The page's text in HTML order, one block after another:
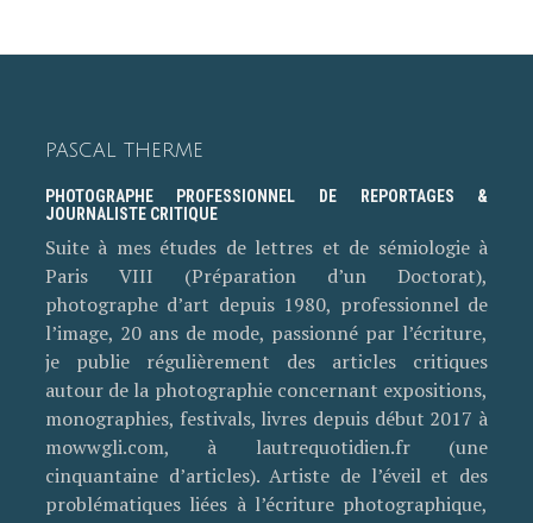
PASCAL THERME
PHOTOGRAPHE PROFESSIONNEL DE REPORTAGES &
JOURNALISTE CRITIQUE
Suite à mes études de lettres et de sémiologie à
Paris VIII (Préparation d’un Doctorat),
photographe d’art depuis 1980, professionnel de
l’image, 20 ans de mode, passionné par l’écriture,
je publie régulièrement des articles critiques
autour de la photographie concernant expositions,
monographies, festivals, livres depuis début 2017 à
mowwgli.com, à lautrequotidien.fr (une
cinquantaine d’articles). Artiste de l’éveil et des
problématiques liées à l’écriture photographique,